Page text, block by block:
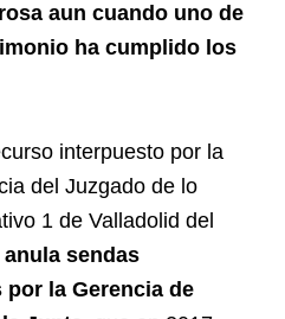
aun cuando uno de
ha cumplido los
interpuesto por la
del Juzgado de lo
1 de Valladolid del
anula sendas
la Gerencia de